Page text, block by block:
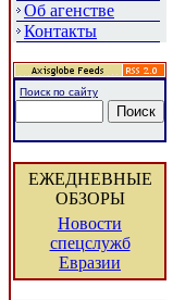
Об агенстве
Контакты
Поиск по сайту
ЕЖЕДНЕВНЫЕ
ОБЗОРЫ
Новости
спецслужб
Евразии